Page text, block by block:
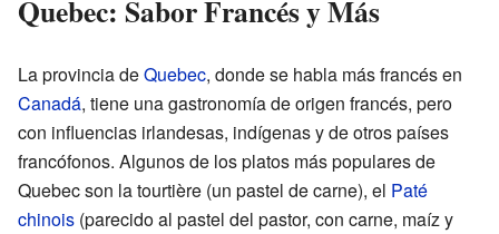
Quebec: Sabor Francés y Más
La provincia deQuebec, donde se habla más francés en
Canadá, tiene una gastronomía de origen francés, pero
con influencias irlandesas, indígenas y de otros países
francófonos. Algunos de los platos más populares de
Quebec son la tourtière (un pastel de carne), el Paté
chinois (parecido al pastel del pastor, con carne, maíz y